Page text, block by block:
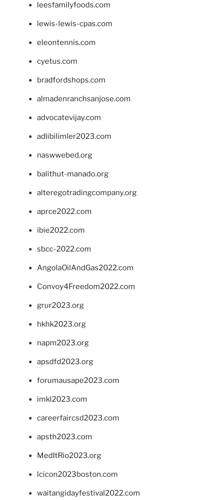
leesfamilyfoods.com
lewis-lewis-cpas.com
eleontennis.com
cyetus.com
bradfordshops.com
almadenranchsanjose.com
advocatevijay.com
adlibilimler2023.com
naswwebed.org
balithut-manado.org
alteregotradingcompany.org
aprce2022.com
ibie2022.com
sbcc-2022.com
AngolaOilAndGas2022.com
Convoy4Freedom2022.com
grur2023.org
hkhk2023.org
napm2023.org
apsdfd2023.org
forumausape2023.com
imkl2023.com
careerfaircsd2023.com
apsth2023.com
MedItRio2023.org
lcicon2023boston.com
waitangidayfestival2022.com